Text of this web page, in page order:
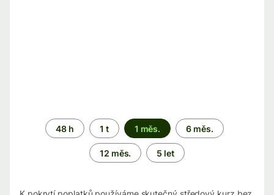
Časové
období
48 h 1 t 1 měs. 6 měs.
12 měs. 5 let